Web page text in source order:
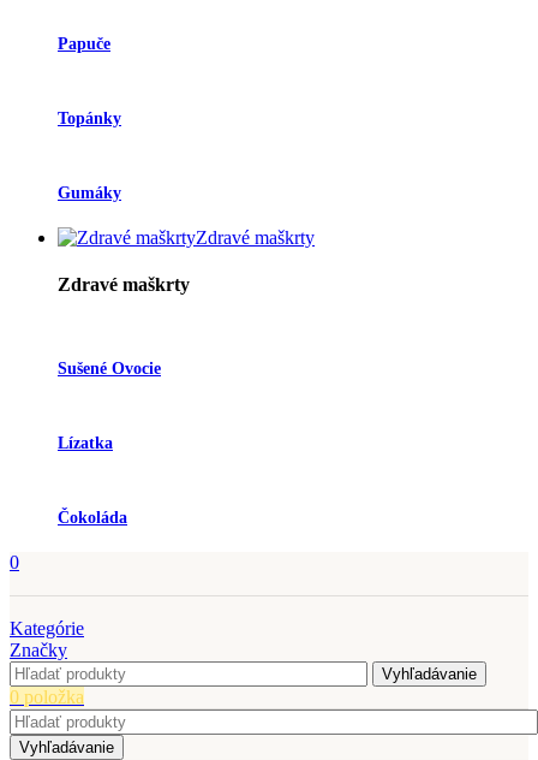
Papuče
Topánky
Gumáky
Zdravé maškrty
Zdravé maškrty
Sušené Ovocie
Lízatka
Čokoláda
0
Kategórie
Značky
Vyhľadávanie
0 položka
Vyhľadávanie